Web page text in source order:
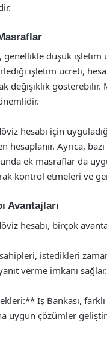
genellikle düşük işletim
işletim ücreti,
değişiklik
hesabı için
hesaplanır. Ayrıca,
ek masraflar da
kontrol etmeleri ve
Avantajları
hesabı, birçok
istedikleri
verme imkanı sağlar.
İş Bankası,
uygun çözümler